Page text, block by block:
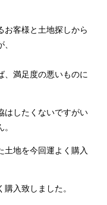
お客様と土地探しから
、満足度の悪いものに
はしたくないですがい
土地を今回運よく購入
入致しました。